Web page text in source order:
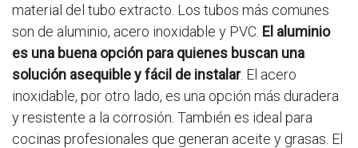
material del tubo extracto. Los tubos más comunes
son de aluminio, acero inoxidable y PVC. El aluminio
es una buena opción para quienes buscan una
solución asequible y fácil de instalar. El acero
inoxidable, por otro lado, es una opción más duradera
y resistente a la corrosión. También es ideal para
cocinas profesionales que generan aceite y grasas. El